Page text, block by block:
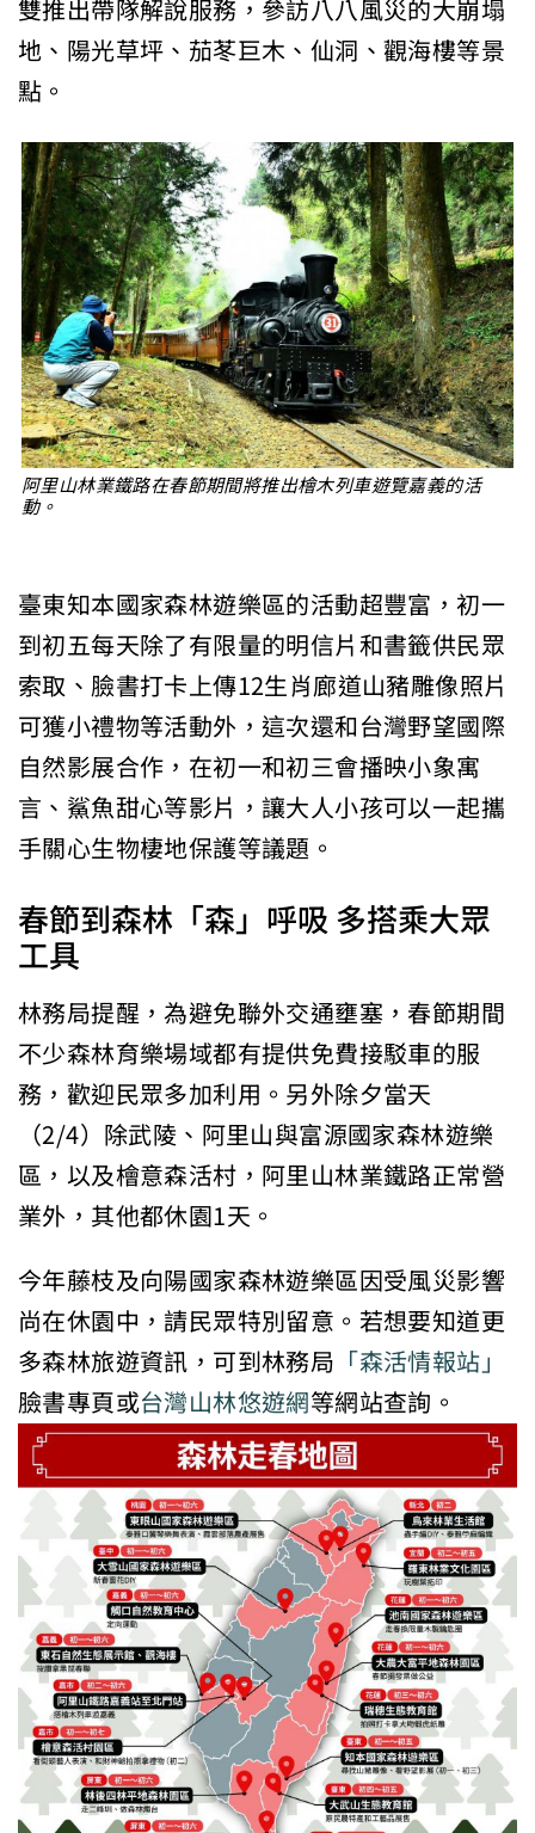
地、陽光草坪、茄苳巨木、仙洞、觀海樓等景
點。
阿里山林業鐵路在春節期間將推出檜木列車遊覽嘉義的活
動。
臺東知本國家森林遊樂區的活動超豐富，初一
到初五每天除了有限量的明信片和書籤供民眾
索取、臉書打卡上傳12生肖廊道山豬雕像照片
可獲小禮物等活動外，這次還和台灣野望國際
自然影展合作，在初一和初三會播映小象寓
言、鯊魚甜心等影片，讓大人小孩可以一起攜
手關心生物棲地保護等議題。
春節到森林「森」呼吸 多搭乘大眾
工具
林務局提醒，為避免聯外交通壅塞，春節期間
不少森林育樂場域都有提供免費接駁車的服
務，歡迎民眾多加利用。另外除夕當天
（2/4）除武陵、阿里山與富源國家森林遊樂
區，以及檜意森活村，阿里山林業鐵路正常營
業外，其他都休園1天。
今年藤枝及向陽國家森林遊樂區因受風災影響
尚在休園中，請民眾特別留意。若想要知道更
多森林旅遊資訊，可到林務局 「森活情報站」
臉書專頁或台灣山林悠遊網等網站查詢。